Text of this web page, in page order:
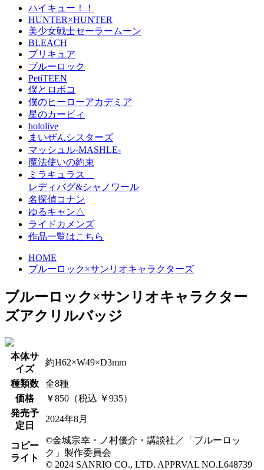
ハイキュー！！
HUNTER×HUNTER
美少女戦士セーラームーン
BLEACH
プリキュア
ブルーロック
PetiTEEN
僕とロボコ
僕のヒーローアカデミア
星のカービィ
hololive
まいぜんシスターズ
マッシュル-MASHLE-
魔法使いの約束
ミラキュラス
レディバグ&シャノワール
名探偵コナン
ゆるキャン△
ライドカメンズ
作品一覧はこちら
HOME
ブルーロック×サンリオキャラクターズ
ブルーロック×サンリオキャラクター
ズアクリルバッジ
本体サ
イズ
約H62×W49×D3mm
種類数
全8種
価格
￥850（税込 ￥935）
発売予
定日
2024年8月
コピー
ライト
©金城宗幸・ノ村優介・講談社／「ブルーロッ
ク」製作委員会
© 2024 SANRIO CO., LTD. APPRVAL NO.L648739